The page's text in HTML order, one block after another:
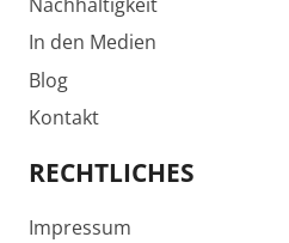
In den Medien
Blog
Kontakt
RECHTLICHES
Impressum